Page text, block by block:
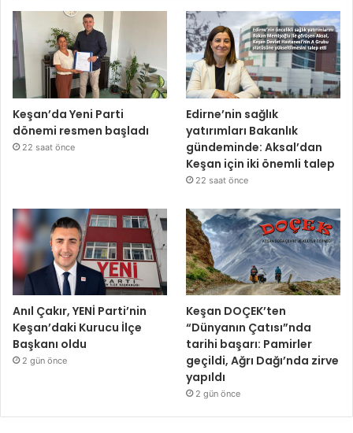
Keşan’da Yeni Parti
dönemi resmen başladı
22 saat önce
Edirne’nin sağlık
yatırımları Bakanlık
gündeminde: Aksal’dan
Keşan için iki önemli talep
22 saat önce
Anıl Çakır, YENİ Parti’nin
Keşan’daki Kurucu İlçe
Başkanı oldu
2 gün önce
Keşan DOÇEK’ten
“Dünyanın Çatısı”nda
tarihi başarı: Pamirler
geçildi, Ağrı Dağı’nda zirve
yapıldı
2 gün önce